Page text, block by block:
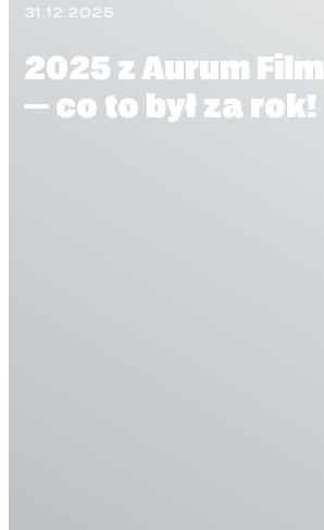
31.12.2025
2025 z Aurum Film
— co to był za rok!